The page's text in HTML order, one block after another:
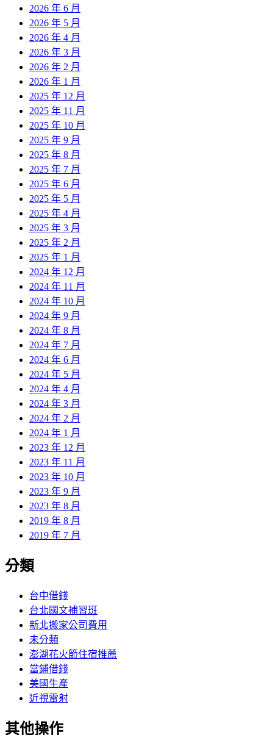
2026 年 6 月
2026 年 5 月
2026 年 4 月
2026 年 3 月
2026 年 2 月
2026 年 1 月
2025 年 12 月
2025 年 11 月
2025 年 10 月
2025 年 9 月
2025 年 8 月
2025 年 7 月
2025 年 6 月
2025 年 5 月
2025 年 4 月
2025 年 3 月
2025 年 2 月
2025 年 1 月
2024 年 12 月
2024 年 11 月
2024 年 10 月
2024 年 9 月
2024 年 8 月
2024 年 7 月
2024 年 6 月
2024 年 5 月
2024 年 4 月
2024 年 3 月
2024 年 2 月
2024 年 1 月
2023 年 12 月
2023 年 11 月
2023 年 10 月
2023 年 9 月
2023 年 8 月
2019 年 8 月
2019 年 7 月
分類
台中借錢
台北國文補習班
新北搬家公司費用
未分類
澎湖花火節住宿推薦
當鋪借錢
美國生產
近視雷射
其他操作